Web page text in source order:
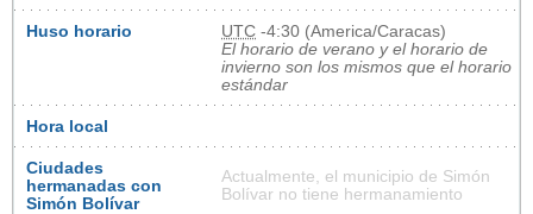
Huso horario UTC -4:30 (America/Caracas)
El horario de verano y el horario de
invierno son los mismos que el horario
estándar
Hora local
Ciudades
hermanadas con
Simón Bolívar
Actualmente, el municipio de Simón
Bolívar no tiene hermanamiento